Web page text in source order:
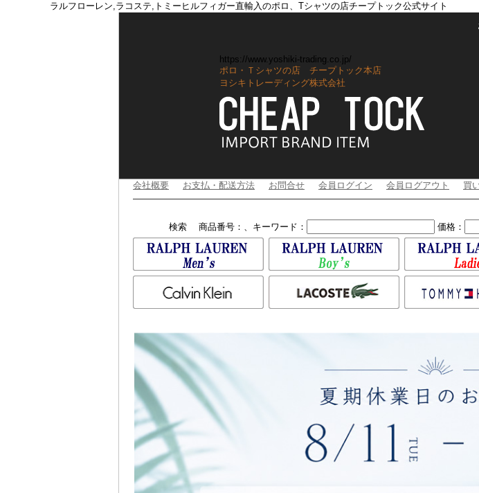
ラルフローレン,ラコステ,トミーヒルフィガー直輸入のポロ、Tシャツの店チープトック公式サイト
https://www.yoshiki-trading.co.jp/
ポロ・Ｔシャツの店 チープトック本店
ヨシキトレーディング株式会社
会社概要 お支払・配送方法 お問合せ 会員ログイン 会員ログアウト 買
検索 商品番号：、キーワード： 価格：